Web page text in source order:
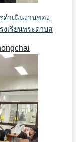
ำเนินงานของ
งเรียนพระดาบส